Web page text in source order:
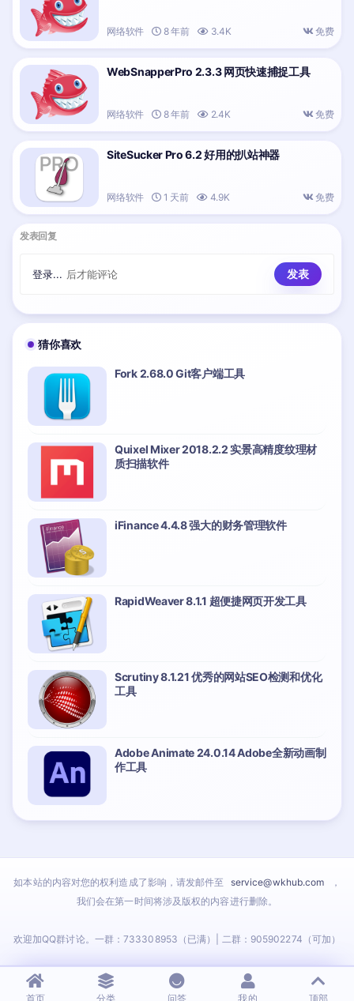
网络软件 8 年前 3.4K 免费
WebSnapperPro 2.3.3 网页快速捕捉工具
网络软件 8 年前 2.4K 免费
SiteSucker Pro 6.2 好用的扒站神器
网络软件 1 天前 4.9K 免费
发表回复
登录... 后才能评论
猜你喜欢
Fork 2.68.0 Git客户端工具
Quixel Mixer 2018.2.2 实景高精度纹理材
质扫描软件
iFinance 4.4.8 强大的财务管理软件
RapidWeaver 8.1.1 超便捷网页开发工具
Scrutiny 8.1.21 优秀的网站SEO检测和优化
工具
Adobe Animate 24.0.14 Adobe全新动画制
作工具
如本站的内容对您的权利造成了影响，请发邮件至 service@wkhub.com
，
我们会在第一时间将涉及版权的内容进行删除。
欢迎加QQ群讨论。一群：733308953（已满）| 二群：905902274（可加）
首页 分类 问答 我的 顶部